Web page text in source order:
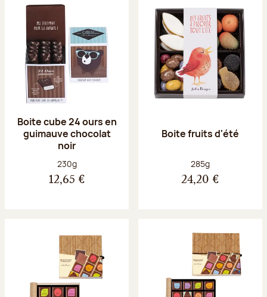
Boite cube 24 ours en
guimauve chocolat
noir
Poids net :
230g
12,65 €
Boite fruits d'été
Poids net :
285g
24,20 €